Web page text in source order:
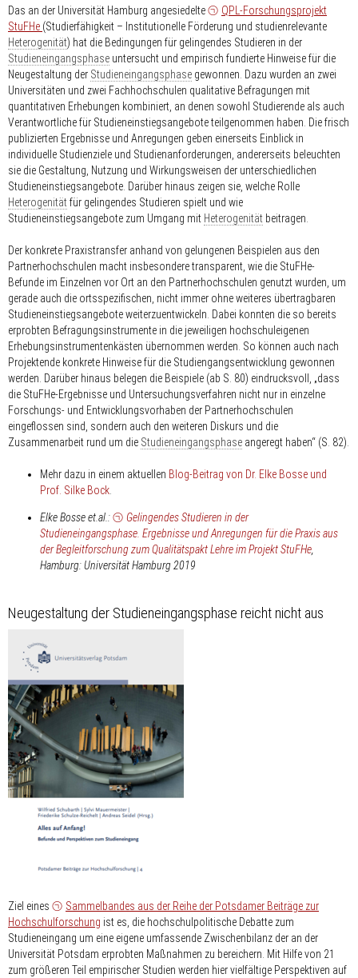
Das an der Universität Hamburg angesiedelte
QPL-Forschungsprojekt
StuFHe (Studierfähigkeit – Institutionelle Förderung und studienrelevante
Heterogenität) hat die Bedingungen für gelingendes Studieren in der
Studieneingangsphase untersucht und empirisch fundierte Hinweise für die
Neugestaltung der Studieneingangsphase gewonnen. Dazu wurden an zwei
Universitäten und zwei Fachhochschulen qualitative Befragungen mit
quantitativen Erhebungen kombiniert, an denen sowohl Studierende als auch
Verantwortliche für Studieneinstiegsangebote teilgenommen haben. Die frisch
publizierten Ergebnisse und Anregungen geben einerseits Einblick in
individuelle Studienziele und Studienanforderungen, andererseits beleuchten
sie die Gestaltung, Nutzung und Wirkungsweisen der unterschiedlichen
Studieneinstiegsangebote. Darüber hinaus zeigen sie, welche Rolle
Heterogenität für gelingendes Studieren spielt und wie
Studieneinstiegsangebote zum Umgang mit Heterogenität beitragen.
Der konkrete Praxistransfer anhand von gelungenen Beispielen aus den
Partnerhochschulen macht insbesondere transparent, wie die StuFHe-
Befunde im Einzelnen vor Ort an den Partnerhochschulen genutzt wurden, um
gerade auch die ortsspezifischen, nicht immer ohne weiteres übertragbaren
Studieneinstiegsangebote weiterzuentwickeln. Dabei konnten die so bereits
erprobten Befragungsinstrumente in die jeweiligen hochschuleigenen
Erhebungsinstrumentenkästen übernommen werden. So können auch nach
Projektende konkrete Hinweise für die Studiengangs­entwicklung gewonnen
werden. Darüber hinaus belegen die Beispiele (ab S. 80) eindrucksvoll, „dass
die StuFHe-Ergebnisse und Untersuchungsverfahren nicht nur in einzelne
Forschungs- und Entwicklungsvorhaben der Partnerhochschulen
eingeflossen sind, sondern auch den weiteren Diskurs und die
Zusammenarbeit rund um die Studieneingangsphase angeregt haben“ (S. 82).
Mehr dazu in einem aktuellen Blog-Beitrag von Dr. Elke Bosse und
Prof. Silke Bock
Elke Bosse et.al.:
Gelingendes Studieren in der
Studieneingangsphase. Ergebnisse und Anregungen für die Praxis aus
der Begleitforschung zum Qualitätspakt Lehre im Projekt StuFHe
Hamburg: Universität Hamburg 2019
Neugestaltung der Studieneingangsphase reicht nicht aus
Ziel eines
Sammelbandes aus der Reihe der Potsdamer Beiträge zur
Hochschulforschung ist es, die hochschulpolitische Debatte zum
Studieneingang um eine eigene umfassende Zwischenbilanz der an der
Universität Potsdam erprobten Maßnahmen zu bereichern. Mit Hilfe von 21
zum größeren Teil empirischer Studien werden hier vielfältige Perspektiven auf